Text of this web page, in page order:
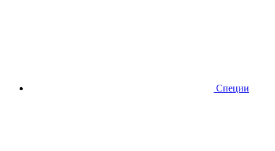
Специи